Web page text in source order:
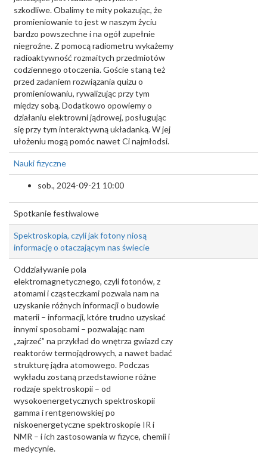
szkodliwe. Obalimy te mity pokazując, że
promieniowanie to jest w naszym życiu
bardzo powszechne i na ogół zupełnie
niegroźne. Z pomocą radiometru wykażemy
radioaktywność rozmaitych przedmiotów
codziennego otoczenia. Goście staną też
przed zadaniem rozwiązania quizu o
promieniowaniu, rywalizując przy tym
między sobą. Dodatkowo opowiemy o
działaniu elektrowni jądrowej, posługując
się przy tym interaktywną układanką. W jej
ułożeniu mogą pomóc nawet Ci najmłodsi.
Nauki fizyczne
sob., 2024-09-21 10:00
Spotkanie festiwalowe
Spektroskopia, czyli jak fotony niosą
informację o otaczającym nas świecie
Oddziaływanie pola
elektromagnetycznego, czyli fotonów, z
atomami i cząsteczkami pozwala nam na
uzyskanie różnych informacji o budowie
materii – informacji, które trudno uzyskać
innymi sposobami – pozwalając nam
„zajrzeć” na przykład do wnętrza gwiazd czy
reaktorów termojądrowych, a nawet badać
strukturę jądra atomowego. Podczas
wykładu zostaną przedstawione różne
rodzaje spektroskopii – od
wysokoenergetycznych spektroskopii
gamma i rentgenowskiej po
niskoenergetyczne spektroskopie IR i
NMR – i ich zastosowania w fizyce, chemii i
medycynie.